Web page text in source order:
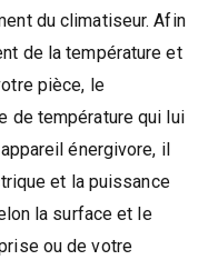
du climatiseur. Afin
de la température et
pièce, le
de température qui lui
énergivore, il
et la puissance
la surface et le
ou de votre